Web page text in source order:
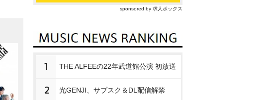
sponsored by 求人ボックス
1 THE ALFEEの22年武道館公演 初放送
2 光GENJI、サブスク＆DL配信解禁